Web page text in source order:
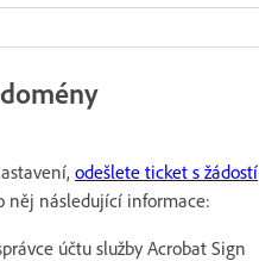
odešlete ticket s žádostí
něj následující informace:
účtu služby Acrobat Sign